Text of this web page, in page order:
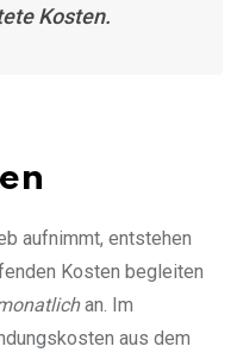
Kosten.
aufnimmt, entstehen
Kosten begleiten
an. Im
aus dem